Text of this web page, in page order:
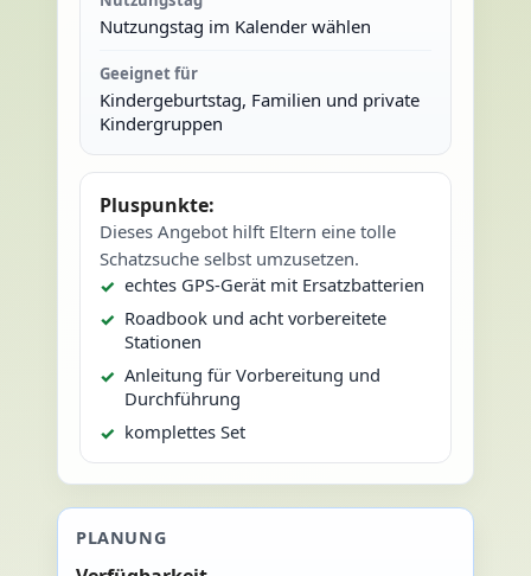
Nutzungstag im Kalender wählen
Geeignet für
Kindergeburtstag, Familien und private
Kindergruppen
Pluspunkte:
Dieses Angebot hilft Eltern eine tolle
Schatzsuche selbst umzusetzen.
echtes GPS-Gerät mit Ersatzbatterien
Roadbook und acht vorbereitete
Stationen
Anleitung für Vorbereitung und
Durchführung
komplettes Set
PLANUNG